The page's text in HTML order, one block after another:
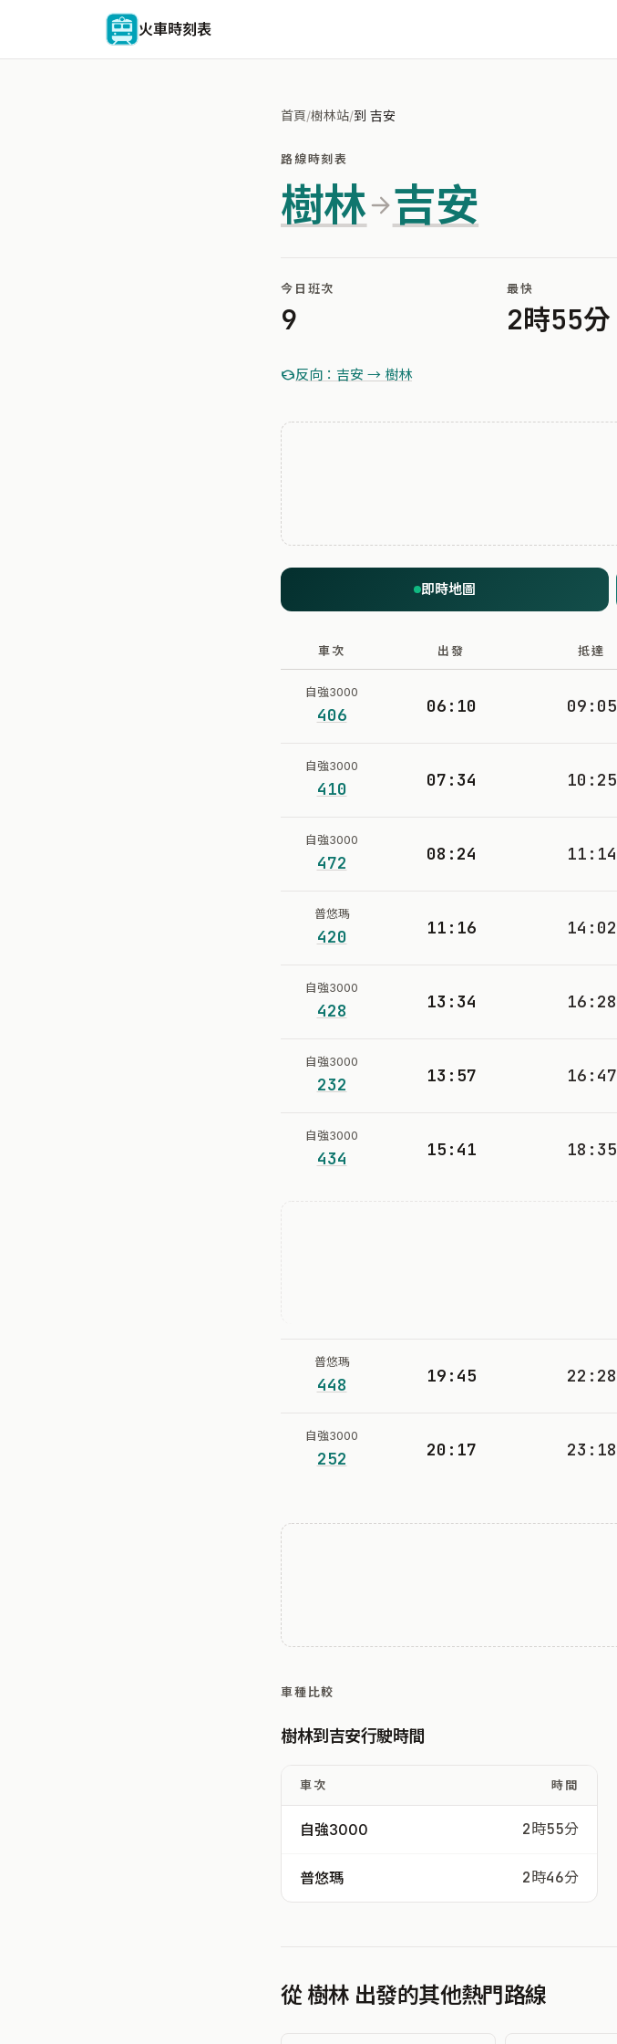
火車時刻表
首頁/樹林站/到 吉安
路線時刻表
樹林 吉安
今日班次
9
最快
2時55分
反向：吉安 → 樹林
即時地圖
車次 出發 抵達
自強3000
406 06:10 09:05
自強3000
410 07:34 10:25
自強3000
472 08:24 11:14
普悠瑪
420 11:16 14:02
自強3000
428 13:34 16:28
自強3000
232 13:57 16:47
自強3000
434 15:41 18:35
普悠瑪
448 19:45 22:28
自強3000
252 20:17 23:18
車種比較
樹林到吉安行駛時間
車次 時間
自強3000 2時55分
普悠瑪 2時46分
從 樹林 出發的其他熱門路線